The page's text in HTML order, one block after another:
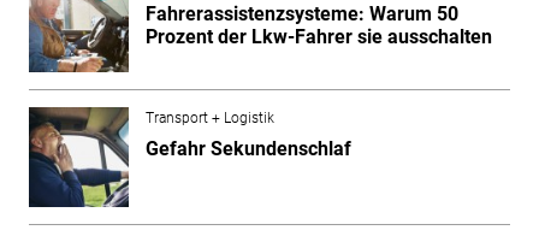
Fahrerassistenzsysteme: Warum 50
Prozent der Lkw-Fahrer sie ausschalten
Transport + Logistik
Gefahr Sekundenschlaf